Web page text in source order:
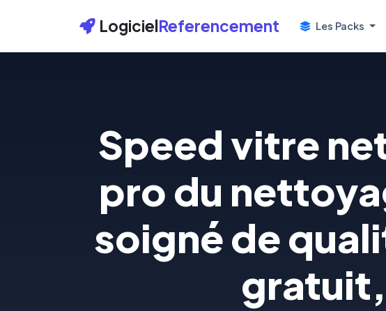
LogicielReferencement Les Packs
Speed vitre
pro du
soigné de
gratuit,